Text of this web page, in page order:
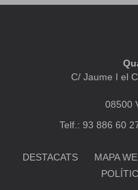
C/ Jaume I el
08500
Telf.: 93 886 60
DESTACATS MAPA